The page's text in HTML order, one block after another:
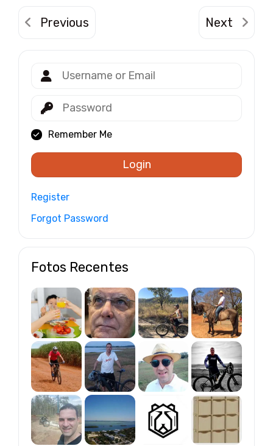
Remember Me
Login
Register
Forgot Password
Fotos Recentes
Previous Next